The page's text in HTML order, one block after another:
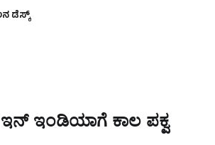
ಡೆಸ್ಕ್
ಇಂಡಿಯಾಗೆ ಕಾಲ ಪಕ್ವ